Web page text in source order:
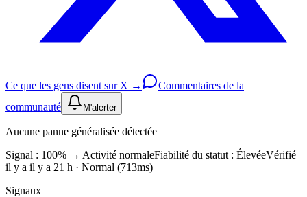
Ce que les gens disent sur X →
Commentaires de la
communauté
M'alerter
Aucune panne généralisée détectée
Signal : 100% → Activité normaleFiabilité du statut : ÉlevéeVérifié
il y a il y a 21 h · Normal (713ms)
Signaux